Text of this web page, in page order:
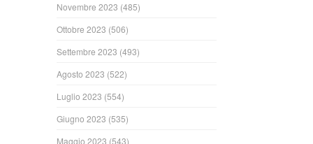
Novembre 2023 (485)
Ottobre 2023 (506)
Settembre 2023 (493)
Agosto 2023 (522)
Luglio 2023 (554)
Giugno 2023 (535)
Maggio 2023 (543)